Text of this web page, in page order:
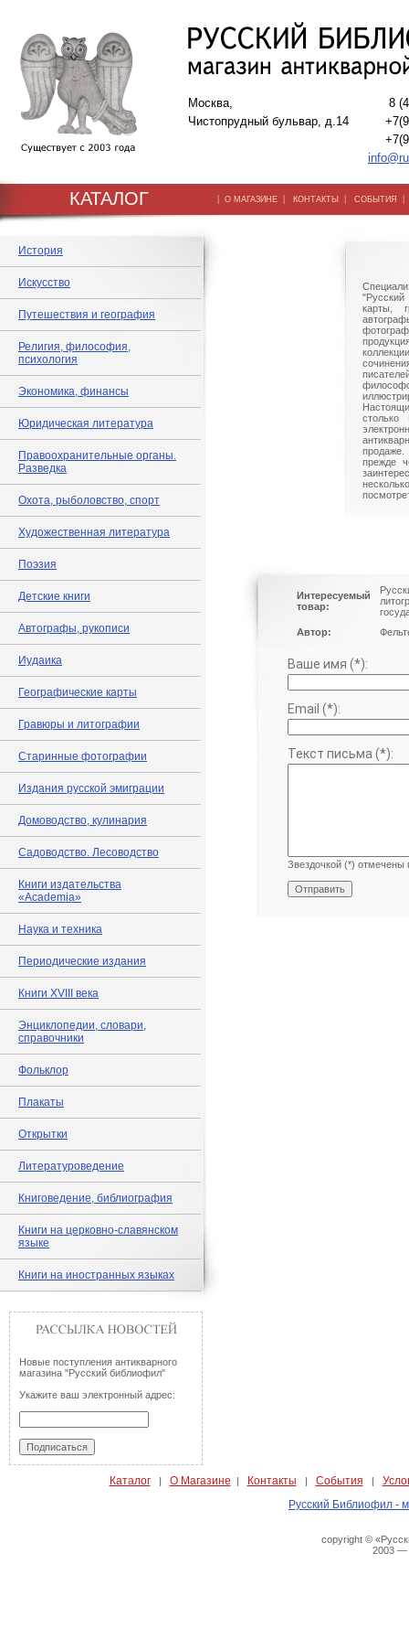
Москва,
Чистопрудный бульвар, д.14
8
КАТАЛОГ | О МАГАЗИНЕ | КОНТАКТЫ | СОБЫТИЯ
История
Искусство
Путешествия и география
Религия, философия,
психология
Экономика, финансы
Юридическая литература
Правоохранительные органы.
Разведка
Охота, рыболовство, спорт
Художественная литература
Поэзия
Детские книги
Автографы, рукописи
Иудаика
Географические карты
Гравюры и литографии
Старинные фотографии
Издания русской эмиграции
Домоводство, кулинария
Садоводство. Лесоводство
Книги издательства
«Academia»
Наука и техника
Периодические издания
Книги XVIII века
Энциклопедии, словари,
справочники
Фольклор
Плакаты
Открытки
Литературоведение
Книговедение, библиография
Книги на церковно-славянском
языке
Книги на иностранных языках
Новые поступления антикварного
магазина "Русский библиофил"
Укажите ваш электронный адрес:
"Русский
карты,
столько
прежде
Интересуемый
товар:
Автор:
Ваше имя (*):
Email (*):
Текст письма (*):
Звездочкой (*) отмечены
Каталог| О Магазине | Контакты | События |
Русский Библиофил -
copyright ©
2003 —